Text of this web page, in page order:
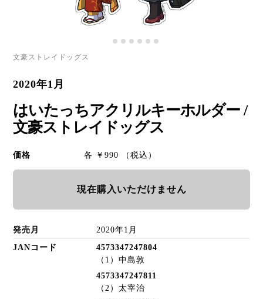
文豪ストレイドッグス
2020年1月
はいたっちアクリルキーホルダー /
文豪ストレイドッグス
価格 各 ￥990 （税込）
現在購入いただけません
発売月 2020年1月
JANコード
4573347247804
（1）中島敦
4573347247811
（2）太宰治